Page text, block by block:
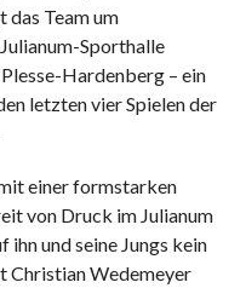
das Team um
Sporthalle
Hardenberg – ein
letzten vier Spielen der
einer formstarken
von Druck im Julianum
ihn und seine Jungs kein
Christian Wedemeyer